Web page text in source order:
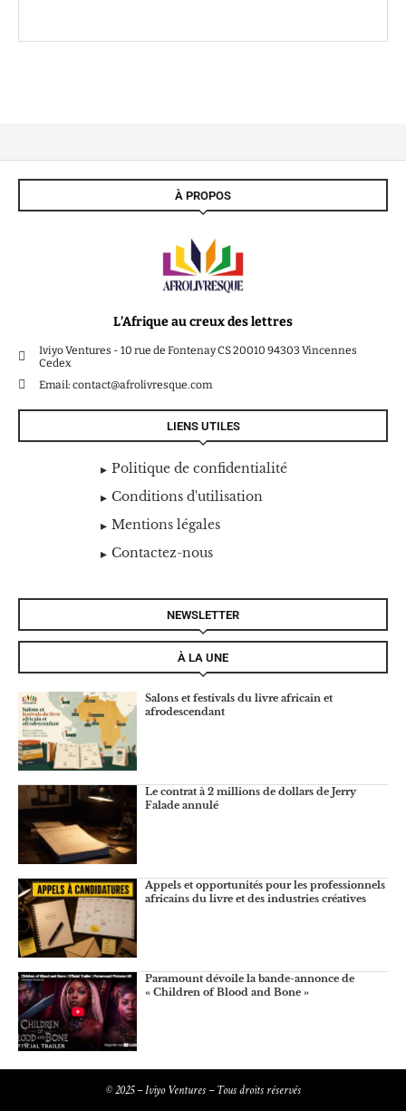
À PROPOS
L’Afrique au creux des lettres
Iviyo Ventures - 10 rue de Fontenay CS 20010 94303 Vincennes
Cedex
Email: contact@afrolivresque.com
LIENS UTILES
Politique de confidentialité
Conditions d'utilisation
Mentions légales
Contactez-nous
NEWSLETTER
À LA UNE
Salons et festivals du livre africain et
afrodescendant
Le contrat à 2 millions de dollars de Jerry
Falade annulé
Appels et opportunités pour les professionnels
africains du livre et des industries créatives
Paramount dévoile la bande-annonce de
« Children of Blood and Bone »
© 2025 – Iviyo Ventures – Tous droits réservés